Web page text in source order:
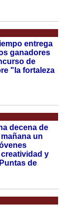
entrega
ganadores
de
"la fortaleza
decena de
un
y
de